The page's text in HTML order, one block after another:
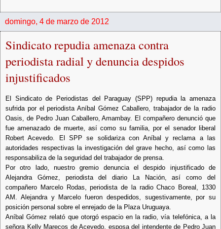
domingo, 4 de marzo de 2012
Sindicato repudia amenaza contra
periodista radial y denuncia despidos
injustificados
El Sindicato de Periodistas del Paraguay (SPP) repudia la amenaza
sufrida por el periodista Aníbal Gómez Caballero, trabajador de la radio
Oasis, de Pedro Juan Caballero, Amambay. El compañero denunció que
fue amenazado de muerte, así como su familia, por el senador liberal
Robert Acevedo. El SPP se solidariza con Aníbal y reclama a las
autoridades respectivas la investigación del grave hecho, así como las
responsabiliza de la seguridad del trabajador de prensa.
Por otro lado, nuestro gremio denuncia el despido injustificado de
Alejandra Gómez, periodista del diario La Nación, así como del
compañero Marcelo Rodas, periodista de la radio Chaco Boreal, 1330
AM. Alejandra y Marcelo fueron despedidos, sugestivamente, por su
posición personal sobre el enrejado de la Plaza Uruguaya.
Aníbal Gómez relató que otorgó espacio en la radio, vía telefónica, a la
señora Kelly Marecos de Acevedo, esposa del intendente de Pedro Juan